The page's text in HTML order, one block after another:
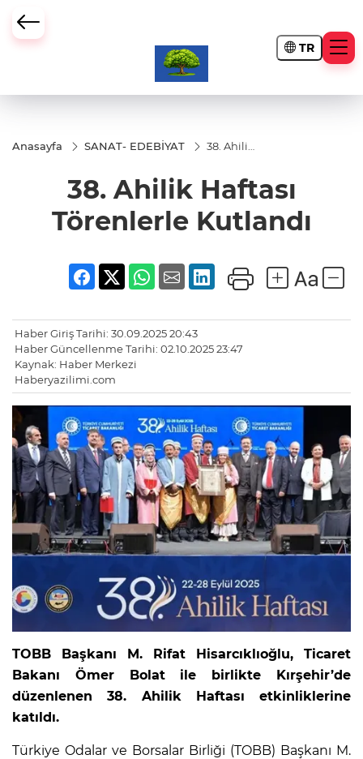
TR
Anasayfa SANAT- EDEBİYAT
38. Ahilik
Kutlandı
38. Ahilik Haftası
Törenlerle Kutlandı
Haber Giriş Tarihi: 30.09.2025 20:43
Haber Güncellenme Tarihi: 02.10.2025 23:47
Kaynak: Haber Merkezi
Haberyazilimi.com
TOBB Başkanı M. Rifat Hisarcıklıoğlu, Ticaret
Bakanı Ömer Bolat ile birlikte Kırşehir’de
düzenlenen 38. Ahilik Haftası etkinliklerine
katıldı.
Türkiye Odalar ve Borsalar Birliği (TOBB) Başkanı M.